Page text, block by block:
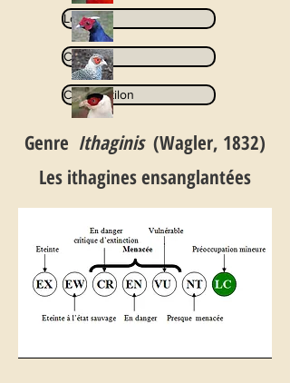
Lophura
Catreus
Crossoptilon
Genre Ithaginis(Wagler, 1832)
Les ithagines ensanglantées